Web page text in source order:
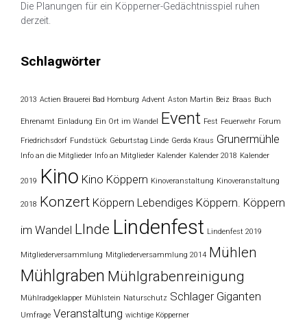
Die Planungen für ein Köpperner-Gedächtnisspiel ruhen
derzeit.
Schlagwörter
2013 Actien Brauerei Bad Homburg Advent Aston Martin Beiz Braas Buch
Ehrenamt Einladung Ein Ort im Wandel Event Fest Feuerwehr Forum
Friedrichsdorf Fundstück Geburtstag Linde Gerda Kraus Grunermühle
Info an die Mitglieder Info an Mitglieder Kalender Kalender 2018 Kalender
2019 Kino Kino Köppern Kinoveranstaltung Kinoveranstaltung
2018 Konzert Köppern Lebendiges Köppern. Köppern
im Wandel LInde Lindenfest Lindenfest 2019
Mitgliederversammlung Mitgliederversammlung 2014 Mühlen
Mühlgraben Mühlgrabenreinigung
Mühlradgeklapper Mühlstein Naturschutz Schlager Giganten
Umfrage Veranstaltung wichtige Köpperner